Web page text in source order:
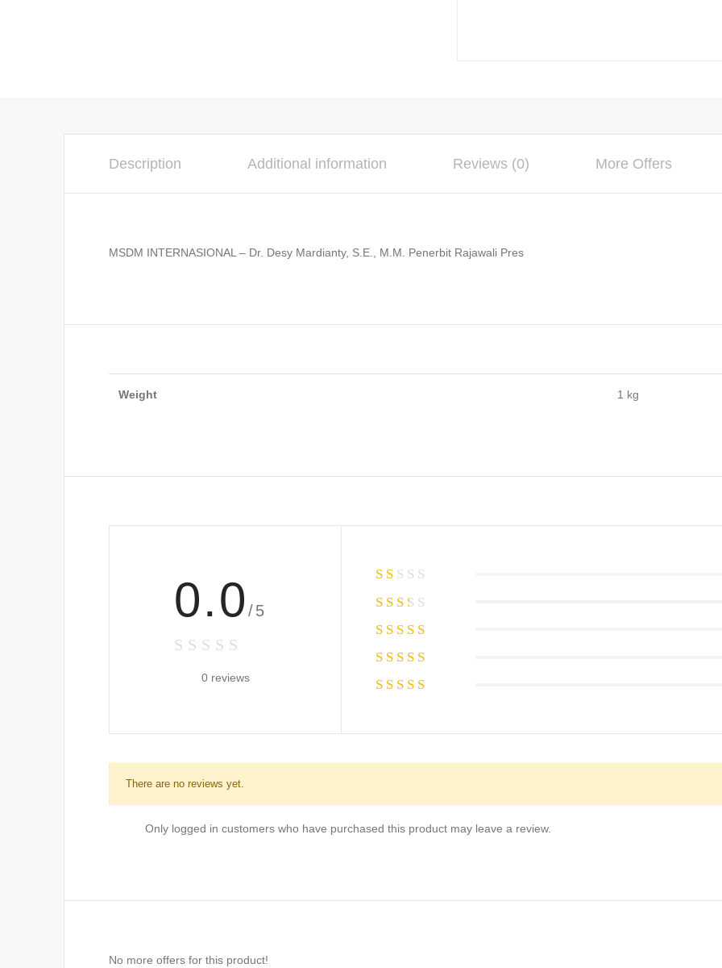
Description Additional information Reviews (0) More Offers
MSDM INTERNASIONAL – Dr. Desy Mardianty, S.E., M.M. Penerbit Rajawali Pres
Weight 1 kg
0.0 /5
0 reviews
There are no reviews yet.
Only logged in customers who have purchased this product may leave a review.
No more offers for this product!